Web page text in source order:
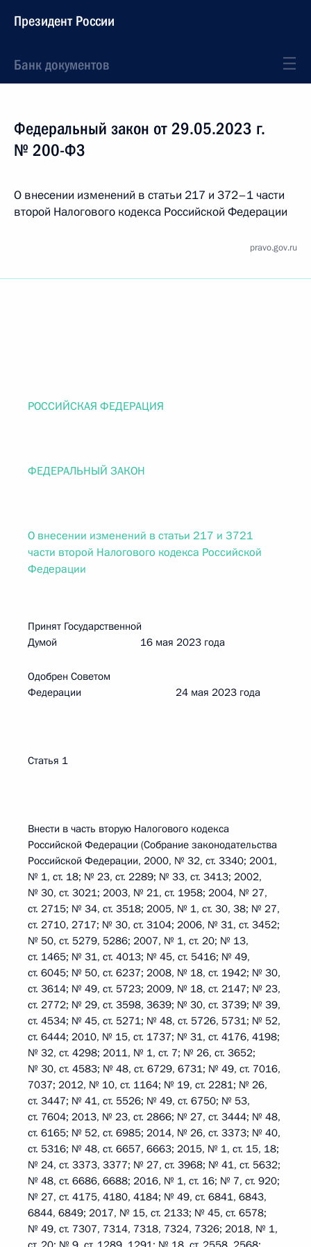
Президент России
Банк документов
Федеральный закон от 29.05.2023 г.
№ 200-ФЗ
О внесении изменений в статьи 217 и 372–1 части
второй Налогового кодекса Российской Федерации
pravo.gov.ru
РОССИЙСКАЯ ФЕДЕРАЦИЯ
ФЕДЕРАЛЬНЫЙ ЗАКОН
О внесении изменений в статьи 217 и 3721
части второй Налогового кодекса Российской
Федерации
Принят Государственной
Думой 16 мая 2023 года
Одобрен Советом
Федерации 24 мая 2023 года
Статья 1
Внести в часть вторую Налогового кодекса
Российской Федерации (Собрание законодательства
Российской Федерации, 2000, № 32, ст. 3340; 2001,
№ 1, ст. 18; № 23, ст. 2289; № 33, ст. 3413; 2002,
№ 30, ст. 3021; 2003, № 21, ст. 1958; 2004, № 27,
ст. 2715; № 34, ст. 3518; 2005, № 1, ст. 30, 38; № 27,
ст. 2710, 2717; № 30, ст. 3104; 2006, № 31, ст. 3452;
№ 50, ст. 5279, 5286; 2007, № 1, ст. 20; № 13,
ст. 1465; № 31, ст. 4013; № 45, ст. 5416; № 49,
ст. 6045; № 50, ст. 6237; 2008, № 18, ст. 1942; № 30,
ст. 3614; № 49, ст. 5723; 2009, № 18, ст. 2147; № 23,
ст. 2772; № 29, ст. 3598, 3639; № 30, ст. 3739; № 39,
ст. 4534; № 45, ст. 5271; № 48, ст. 5726, 5731; № 52,
ст. 6444; 2010, № 15, ст. 1737; № 31, ст. 4176, 4198;
№ 32, ст. 4298; 2011, № 1, ст. 7; № 26, ст. 3652;
№ 30, ст. 4583; № 48, ст. 6729, 6731; № 49, ст. 7016,
7037; 2012, № 10, ст. 1164; № 19, ст. 2281; № 26,
ст. 3447; № 41, ст. 5526; № 49, ст. 6750; № 53,
ст. 7604; 2013, № 23, ст. 2866; № 27, ст. 3444; № 48,
ст. 6165; № 52, ст. 6985; 2014, № 26, ст. 3373; № 40,
ст. 5316; № 48, ст. 6657, 6663; 2015, № 1, ст. 15, 18;
№ 24, ст. 3373, 3377; № 27, ст. 3968; № 41, ст. 5632;
№ 48, ст. 6686, 6688; 2016, № 1, ст. 16; № 7, ст. 920;
№ 27, ст. 4175, 4180, 4184; № 49, ст. 6841, 6843,
6844, 6849; 2017, № 15, ст. 2133; № 45, ст. 6578;
№ 49, ст. 7307, 7314, 7318, 7324, 7326; 2018, № 1,